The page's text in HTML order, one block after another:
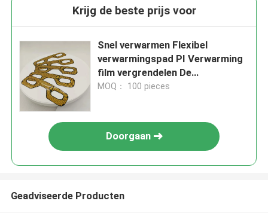
Krijg de beste prijs voor
Snel verwarmen Flexibel
verwarmingspad PI Verwarming
film vergrendelen De
temperatuur voor oogmassager
MOQ： 100 pieces
Doorgaan
Geadviseerde Producten